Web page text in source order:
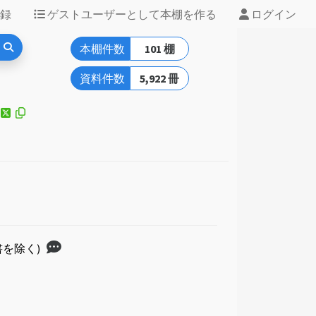
ゲストユーザーとして本棚を作る ログイン
本棚件数 101 棚
資料件数 5,922 冊
除く)